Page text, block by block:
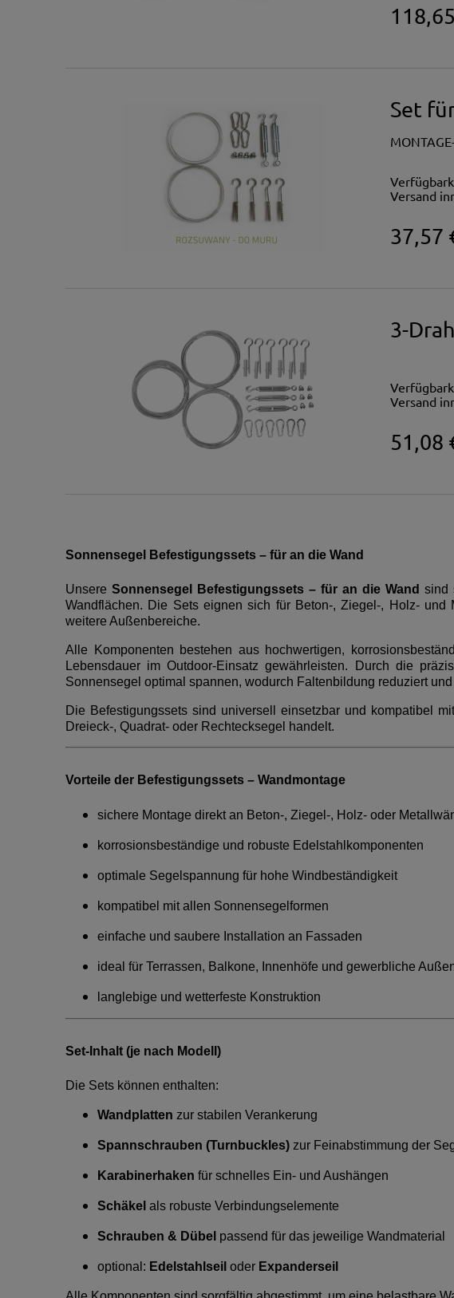
Set
Versand
37,57
3-
Versand
51,08
Sonnensegel Befestigungssets – für an die Wand
UnsereSonnensegel Befestigungssets – für an die Wand sind
Wandflächen. Die Sets eignen sich für Beton-, Ziegel-, Holz-
weitere Außenbereiche.
Alle Komponenten bestehen aus hochwertigen,
Lebensdauer im Outdoor-Einsatz gewährleisten. Durch die
Sonnensegel optimal spannen, wodurch Faltenbildung reduziert
Die Befestigungssets sind universell einsetzbar und kompatibel
Dreieck-, Quadrat- oder Rechtecksegel handelt.
Vorteile der Befestigungssets – Wandmontage
sichere Montage direkt an Beton-, Ziegel-, Holz- oder
korrosionsbeständige und robuste Edelstahlkomponenten
optimale Segelspannung für hohe Windbeständigkeit
kompatibel mit allen Sonnensegelformen
einfache und saubere Installation an Fassaden
ideal für Terrassen, Balkone, Innenhöfe und gewerbliche
langlebige und wetterfeste Konstruktion
Set-Inhalt (je nach Modell)
Die Sets können enthalten:
Wandplatten zur stabilen Verankerung
Spannschrauben (Turnbuckles) zur Feinabstimmung der
Karabinerhaken für schnelles Ein- und Aushängen
Schäkel als robuste Verbindungselemente
Schrauben & Dübel passend für das jeweilige Wandmaterial
optional: Edelstahlseil oder Expanderseil